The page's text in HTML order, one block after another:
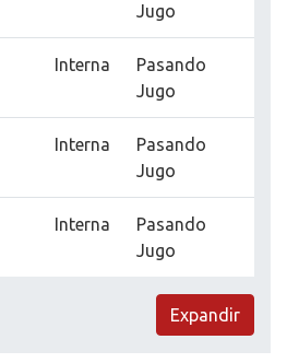
Jugo
Interna
Pasando
Jugo
Interna
Pasando
Jugo
Interna
Pasando
Jugo
Expandir